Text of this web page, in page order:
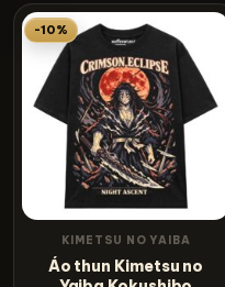
-10%
KIMETSU NO YAIBA
Áo thun Kimetsu no